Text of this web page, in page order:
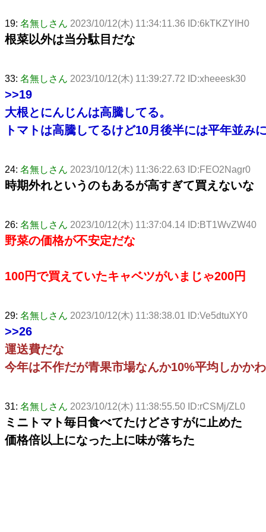
19: 名無しさん 2023/10/12(木) 11:34:11.36 ID:6kTKZYIH0
根菜以外は当分駄目だな
33: 名無しさん 2023/10/12(木) 11:39:27.72 ID:xheeesk30
>>19
大根とにんじんは高騰してる。
トマトは高騰してるけど10月後半には平年並み
24: 名無しさん 2023/10/12(木) 11:36:22.63 ID:FEO2Nagr0
時期外れというのもあるが高すぎて買えないな
26: 名無しさん 2023/10/12(木) 11:37:04.14 ID:BT1WvZW40
野菜の価格が不安定だな
100円で買えていたキャベツがいまじゃ200円
29: 名無しさん 2023/10/12(木) 11:38:38.01 ID:Ve5dtuXY0
>>26
運送費だな
今年は不作だが青果市場なんか10%平均しかか
31: 名無しさん 2023/10/12(木) 11:38:55.50 ID:rCSMj/ZL0
ミニトマト毎日食べてたけどさすがに止めた
価格倍以上になった上に味が落ちた